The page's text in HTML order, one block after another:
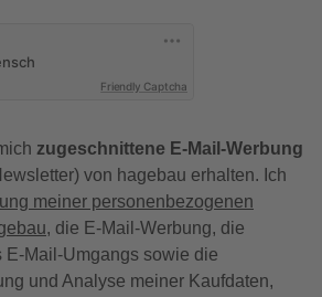
Friendly Captcha
zugeschnittene E-Mail-Werbung
von hagebau erhalten. Ich
meiner personenbezogenen
, die E-Mail-Werbung, die
E-Mail-Umgangs sowie die
und Analyse meiner Kaufdaten,